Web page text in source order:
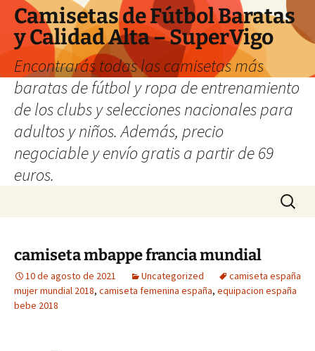
Camisetas de Fútbol Baratas
y Calidad Alta – SuperVigo
Encontrarás todas las camisetas más
baratas de fútbol y ropa de entrenamiento
de los clubs y selecciones nacionales para
adultos y niños. Además, precio
negociable y envío gratis a partir de 69
euros.
Buscar:
camiseta mbappe francia mundial
10 de agosto de 2021 Uncategorized
camiseta españa
mujer mundial 2018, camiseta femenina españa, equipacion españa
bebe 2018